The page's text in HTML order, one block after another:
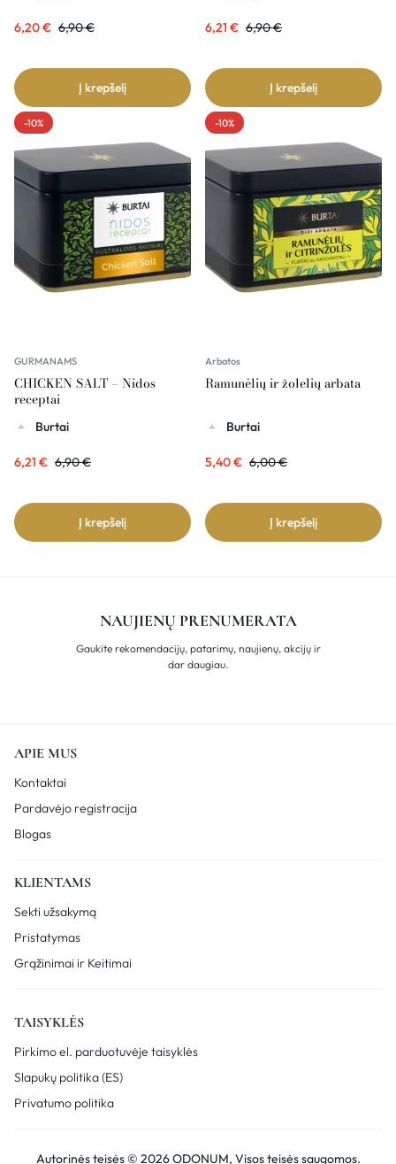
6,20€ 6,90€
Į krepšelį
6,21 € 6,90€
Į krepšelį
-10%
GURMANAMS
CHICKEN SALT – Nidos
receptai
Burtai
6,21 € 6,90€
Į krepšelį
-10%
Arbatos
Ramunėlių ir žolelių arbata
Burtai
5,40€ 6,00€
Į krepšelį
NAUJIENŲ PRENUMERATA
Gaukite rekomendacijų, patarimų, naujienų, akcijų ir
dar daugiau.
APIE MUS
Kontaktai
Pardavėjo registracija
Blogas
KLIENTAMS
Sekti užsakymą
Pristatymas
Grąžinimai ir Keitimai
TAISYKLĖS
Pirkimo el. parduotuvėje taisyklės
Slapukų politika (ES)
Privatumo politika
Autorinės teisės © 2026 ODONUM, Visos teisės saugomos.